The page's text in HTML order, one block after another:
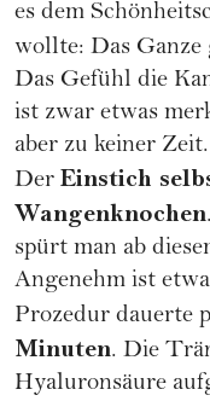
es dem
wollte: Das Ganze
Das Gefühl die
ist zwar etwas
aber zu keiner Zeit.
Der Einstich
Wangenknochen
spürt man ab
Angenehm ist
Prozedur dauerte
Minuten. Die
Hyaluronsäure